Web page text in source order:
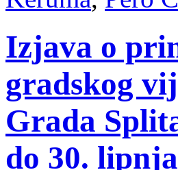
Izjava o
gradskog
Grada
do 30.